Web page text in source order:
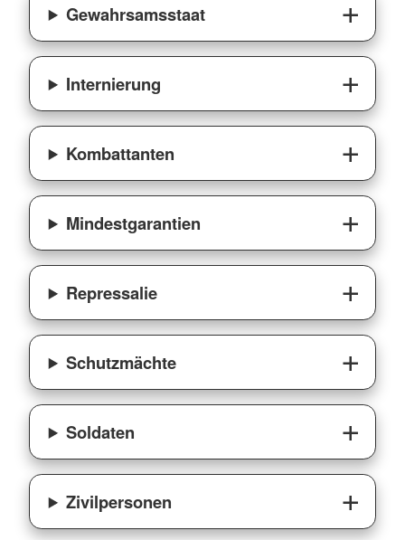
Gewahrsamsstaat
Internierung
Kombattanten
Mindestgarantien
Repressalie
Schutzmächte
Soldaten
Zivilpersonen